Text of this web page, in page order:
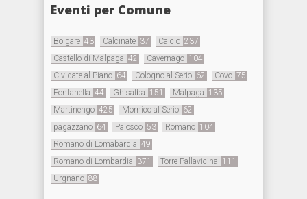
Eventi per Comune
Bolgare 43 Calcinate 37 Calcio 237
Castello di Malpaga 42 Cavernago 104
Cividate al Piano 64 Cologno al Serio 62 Covo 75
Fontanella 44 Ghisalba 151 Malpaga 135
Martinengo 425 Mornico al Serio 62
pagazzano 64 Palosco 53 Romano 104
Romano di Lomabardia 49
Romano di Lombardia 371 Torre Pallavicina 111
Urgnano 88